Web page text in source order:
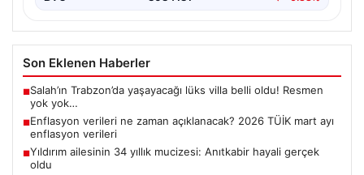
Son Eklenen Haberler
■Salah’ın Trabzon’da yaşayacağı lüks villa belli oldu! Resmen
yok yok…
■Enflasyon verileri ne zaman açıklanacak? 2026 TÜİK mart ayı
enflasyon verileri
■Yıldırım ailesinin 34 yıllık mucizesi: Anıtkabir hayali gerçek
oldu